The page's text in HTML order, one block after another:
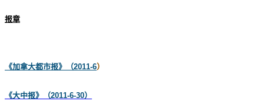
报章
《加拿大都市报》（2011-6）
《大中报》（2011-6-30）